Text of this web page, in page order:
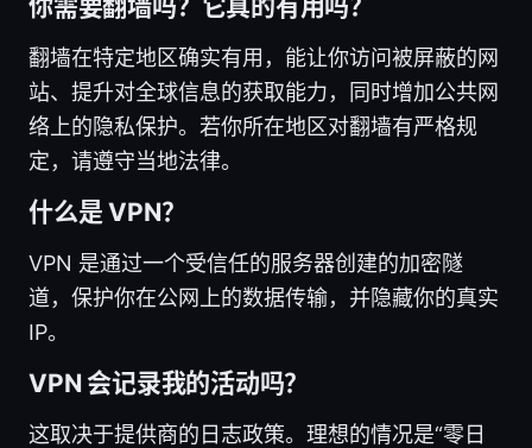
你需要翻墙吗？它真的有用吗？
翻墙在特定地区确实有用，能让你访问被屏蔽的网
站、提升对全球信息的获取能力，同时增加公共网
络上的隐私保护。若你所在地区对翻墙有严格规
定，请遵守当地法律。
什么是 VPN？
VPN 是通过一个受信任的服务器创建的加密隧
道，保护你在公网上的数据传输，并隐藏你的真实
IP。
VPN 会记录我的活动吗？
这取决于提供商的日志政策。理想的情况是“零日